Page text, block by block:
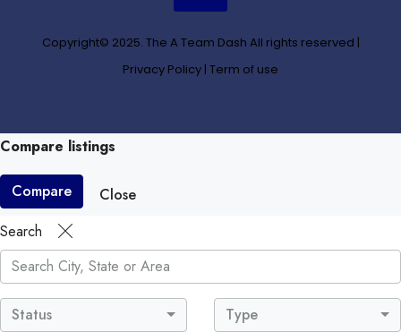
Copyright© 2025. The A Team Dash All rights reserved |
Privacy Policy | Term of use
Compare listings
Compare
Close
Search
Status Type